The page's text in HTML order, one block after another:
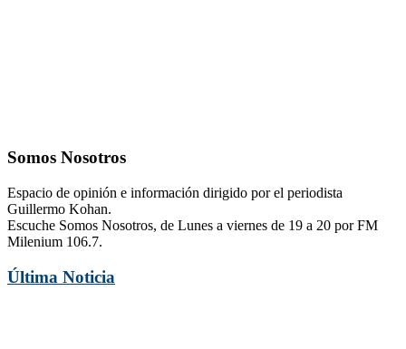
Somos Nosotros
Espacio de opinión e información dirigido por el periodista
Guillermo Kohan.
Escuche Somos Nosotros, de Lunes a viernes de 19 a 20 por FM
Milenium 106.7.
Última Noticia